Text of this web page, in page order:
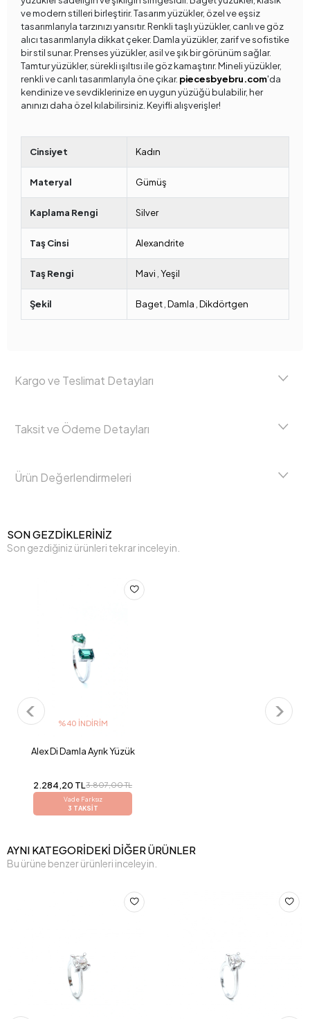
ve modern stilleri birleştirir. Tasarım yüzükler, özel ve eşsiz
tasarımlarıyla tarzınızı yansıtır. Renkli taşlı yüzükler, canlı ve göz
alıcı tasarımlarıyla dikkat çeker. Damla yüzükler, zarif ve sofistike
bir stil sunar. Prenses yüzükler, asil ve şık bir görünüm sağlar.
Tamtur yüzükler, sürekli ışıltısı ile göz kamaştırır. Mineli yüzükler,
renkli ve canlı tasarımlarıyla öne çıkar. piecesbyebru.com'da
kendinize ve sevdiklerinize en uygun yüzüğü bulabilir, her
anınızı daha özel kılabilirsiniz. Keyifli alışverişler!
Cinsiyet Kadın
Materyal Gümüş
Kaplama Rengi Silver
Taş Cinsi Alexandrite
Taş Rengi Mavi Yeşil
Şekil Baget Damla Dikdörtgen
Kargo ve Teslimat Detayları
Taksit ve Ödeme Detayları
Ürün Değerlendirmeleri
SON GEZDİKLERİNİZ
Son gezdiğiniz ürünleri tekrar inceleyin.
%40 İNDIRIM
Alex Di Damla Ayrık Yüzük
2.284,20 TL3.807,00 TL
Vade Farksız
3 TAKSİT
AYNI KATEGORİDEKİ DİĞER ÜRÜNLER
Bu ürüne benzer ürünleri inceleyin.